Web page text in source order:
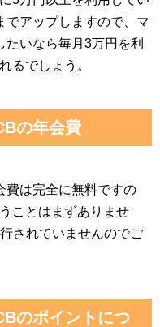
でアップしますので、マ
いなら毎月3万円を利
るでしょう。
の年会費
費は完全に無料ですの
ことはまずありませ
されていませんのでご
のポイントにつ